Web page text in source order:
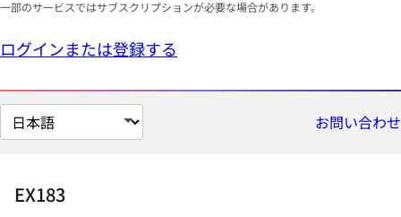
一部のサービスではサブスクリプションが必要な場合があります。
ログインまたは登録する
ペ
ー
お問い合わせ
EX183